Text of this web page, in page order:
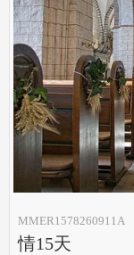
MMER1578260911A
情15天